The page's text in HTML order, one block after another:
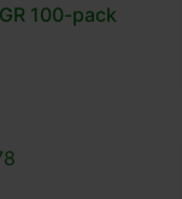
100-pack